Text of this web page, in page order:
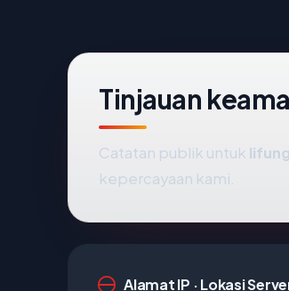
Tinjauan
Catatan publik untuk
kepercayaan kami.
Alamat IP · Lokasi